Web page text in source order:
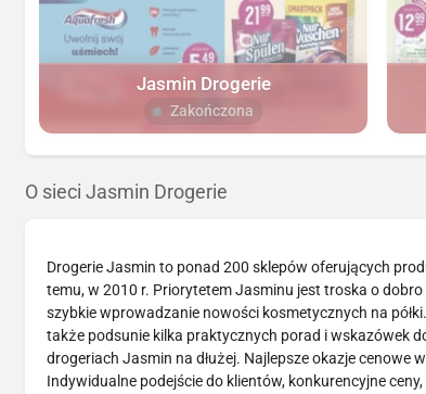
Jasmin Drogerie
Zakończona
O sieci Jasmin Drogerie
Drogerie Jasmin to ponad 200 sklepów oferujących
temu, w 2010 r. Priorytetem Jasminu jest troska o
szybkie wprowadzanie nowości kosmetycznych na
także podsunie kilka praktycznych porad i wskazówek
drogeriach Jasmin na dłużej. Najlepsze okazje
Indywidualne podejście do klientów, konkurencyjne